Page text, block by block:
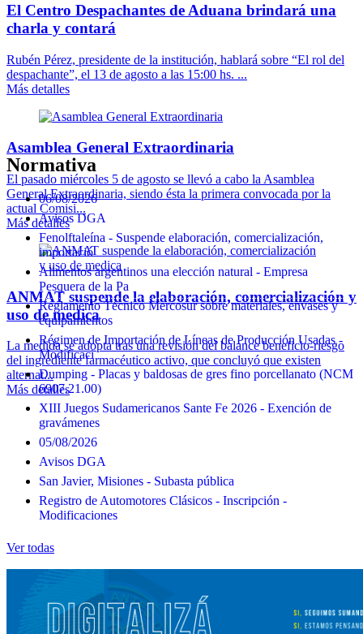
El Centro Despachantes de Aduana brindará una
charla y contará
Rubén Pérez, presidente de la institución, hablará sobre “El rol del
despachante”, el 13 de agosto a las 15:00 hs. ...
Más detalles
Asamblea General Extraordinaria
El pasado miércoles 5 de agosto se llevó a cabo la Asamblea
General Extraordinaria, siendo ésta la primera convocada por la
actual Comisi...
Más detalles
ANMAT suspende la elaboración, comercialización y
uso de medica
La medida se adopta tras una revisión del balance beneficio-riesgo
del ingrediente farmacéutico activo, que concluyó que existen
alternat...
Más detalles
Normativa
06/08/2026
Avisos DGA
Fenolftaleína - Suspende elaboración, comercialización,
importació
Alimentos argentinos una elección natural - Empresa
Pesquera de la Pa
Reglamento Técnico Mercosur sobre materiales, envases y
equipamientos
Régimen de Importación de Líneas de Producción Usadas -
Modificaci
Dumping - Placas y baldosas de gres fino porcellanato (NCM
6907.21.00)
XIII Juegos Sudamericanos Sante Fe 2026 - Exención de
gravámenes
05/08/2026
Avisos DGA
San Javier, Misiones - Subasta pública
Registro de Automotores Clásicos - Inscripción -
Modificaciones
Ver todas